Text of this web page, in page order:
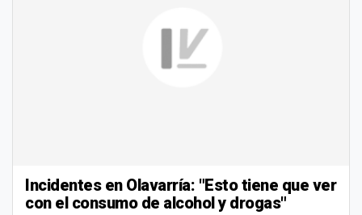
Incidentes en Olavarría: "Esto tiene que ver
con el consumo de alcohol y drogas"